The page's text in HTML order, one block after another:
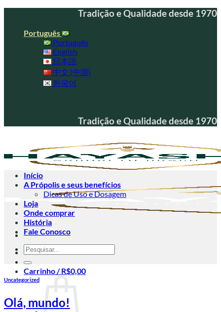
content
Tradição e Qualidade desde 1970
Português
Português
English
日本語
中文 (中国)
한국어
Tradição e Qualidade desde 1970
Carrinho /R$0,00
Início
A Própolis e seus benefícios
Dicas de Uso e Dosagem
Loja
Onde comprar
História
Fale Conosco
Pesquisar
por:
Uncategorized
Olá, mundo!